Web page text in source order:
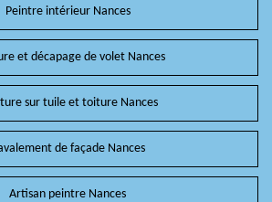
Peintre intérieur Nances
et décapage de volet Nances
sur tuile et toiture Nances
de façade Nances
Artisan peintre Nances